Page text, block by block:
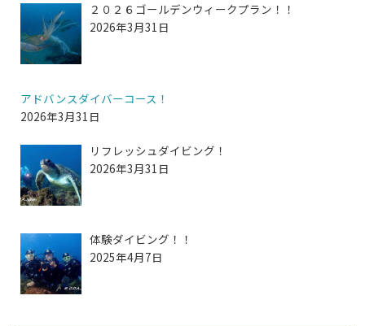
２０２６ゴールデンウィークプラン！！
2026年3月31日
アドバンスダイバーコース！
2026年3月31日
リフレッシュダイビング！
2026年3月31日
体験ダイビング！！
2025年4月7日